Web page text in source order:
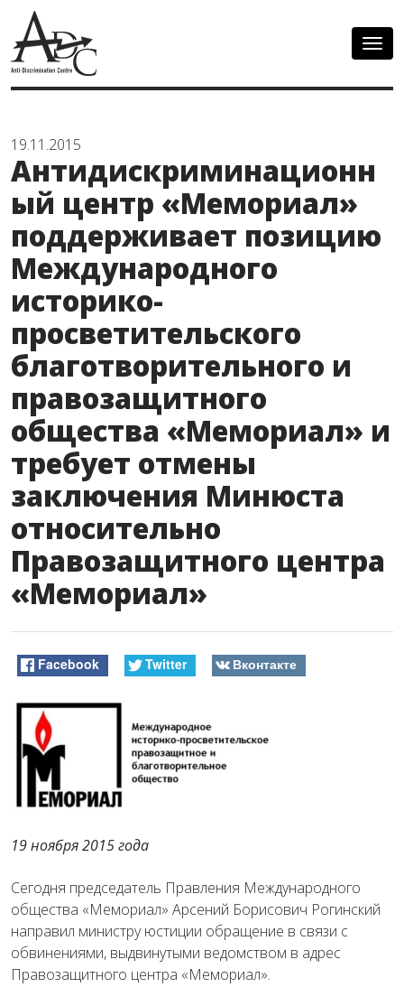
19.11.2015
Антидискриминационн
ый центр «Мемориал»
поддерживает позицию
Международного
историко-
просветительского
благотворительного и
правозащитного
общества «Мемориал» и
требует отмены
заключения Минюста
относительно
Правозащитного центра
«Мемориал»
Facebook Twitter Вконтакте
19 ноября 2015 года
Сегодня председатель Правления Международного
общества «Мемориал» Арсений Борисович Рогинский
направил министру юстиции обращение в связи с
обвинениями, выдвинутыми ведомством в адрес
Правозащитного центра «Мемориал».